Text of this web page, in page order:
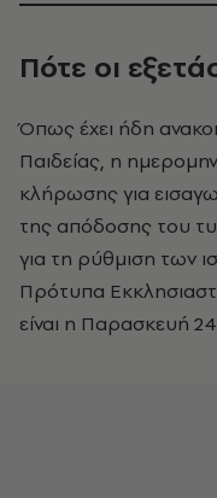
Πότε οι
Όπως έχει ήδη
Παιδείας, η
κλήρωσης για
της απόδοσης του
για τη ρύθμιση των
Πρότυπα
είναι η Παρασκευή